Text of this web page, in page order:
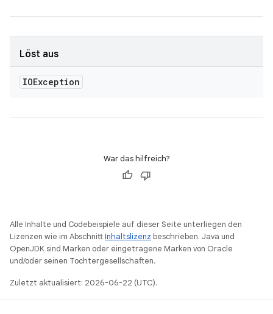
Löst aus
IOException
War das hilfreich?
Alle Inhalte und Codebeispiele auf dieser Seite unterliegen den
Lizenzen wie im AbschnittInhaltslizenz beschrieben. Java und
OpenJDK sind Marken oder eingetragene Marken von Oracle
und/oder seinen Tochtergesellschaften.
Zuletzt aktualisiert: 2026-06-22 (UTC).